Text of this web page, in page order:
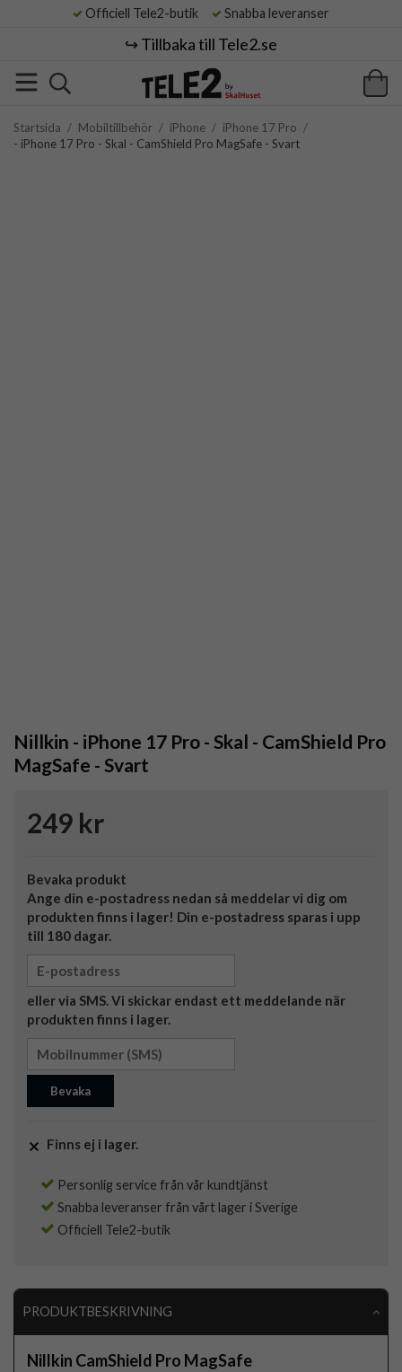
Officiell Tele2-butik Snabba leveranser
↪️ Tillbaka till Tele2.se
Startsida / Mobiltillbehör / iPhone / iPhone 17 Pro /
- iPhone 17 Pro - Skal - CamShield Pro MagSafe - Svart
Nillkin - iPhone 17 Pro - Skal - CamShield Pro
MagSafe - Svart
249 kr
Bevaka produkt
Ange din e-postadress nedan så meddelar vi dig om
produkten finns i lager! Din e-postadress sparas i upp
till 180 dagar.
eller via SMS. Vi skickar endast ett meddelande när
produkten finns i lager.
Bevaka
Finns ej i lager.
Personlig service från vår kundtjänst
Snabba leveranser från vårt lager i Sverige
Officiell Tele2-butik
PRODUKTBESKRIVNING
Nillkin CamShield Pro MagSafe